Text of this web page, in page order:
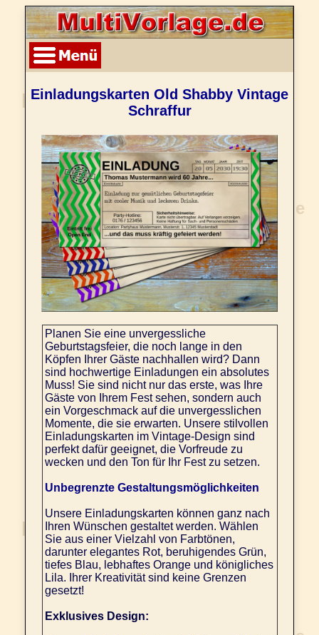
Einladungskarten Old Shabby Vintage
Schraffur
Planen Sie eine unvergessliche
Geburtstagsfeier, die noch lange in den
Köpfen Ihrer Gäste nachhallen wird? Dann
sind hochwertige Einladungen ein absolutes
Muss! Sie sind nicht nur das erste, was Ihre
Gäste von Ihrem Fest sehen, sondern auch
ein Vorgeschmack auf die unvergesslichen
Momente, die sie erwarten. Unsere stilvollen
Einladungskarten im Vintage-Design sind
perfekt dafür geeignet, die Vorfreude zu
wecken und den Ton für Ihr Fest zu setzen.
Unbegrenzte Gestaltungsmöglichkeiten
Unsere Einladungskarten können ganz nach
Ihren Wünschen gestaltet werden. Wählen
Sie aus einer Vielzahl von Farbtönen,
darunter elegantes Rot, beruhigendes Grün,
tiefes Blau, lebhaftes Orange und königliches
Lila. Ihrer Kreativität sind keine Grenzen
gesetzt!
Exklusives Design: